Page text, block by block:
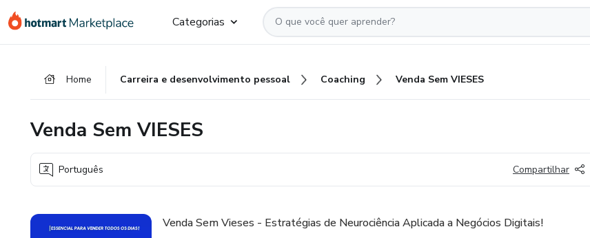
para
para
para
Categorias
Home Carreira e desenvolvimento pessoal Coaching Venda Sem VIESES
Venda Sem VIESES
Português Compartilhar
Venda Sem Vieses - Estratégias de Neurociência Aplicada a Negócios Digitais!